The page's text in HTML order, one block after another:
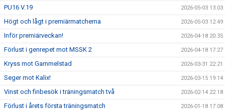
PU16 V.19 2026-05-03 13:03
Högt och lågt i premiärmatcherna 2026-05-03 12:49
Inför premiärveckan! 2026-04-18 20:35
Förlust i genrepet mot MSSK 2 2026-04-18 17:27
Kryss mot Gammelstad 2026-03-31 22:21
Seger mot Kalix! 2026-03-15 19:14
Vinst och finbesök i träningsmatch två 2026-02-14 22:18
Förlust i årets första träningsmatch 2026-01-18 17:08